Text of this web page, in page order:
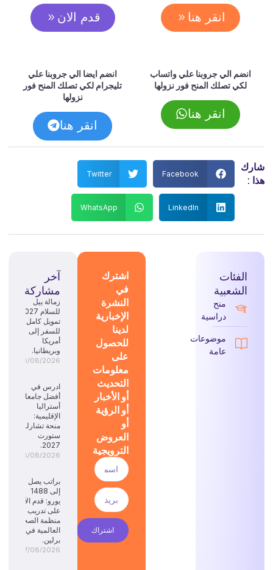
انقر هنا
قدم الان
انضم الي جروبنا علي واتساب
لكي تصلك المنح فور نزولها
انقر هنا
انضم ايضا الي جروبنا علي
تليجرام لكي تصلك المنح فور
نزولها
انقر هنا
شارك
هذا :
Facebook
Twitter
LinkedIn
WhatsApp
الفئات
الشعبية
منح
دراسية
موضوعات
عامة
اشترك
في
النشرة
الإخبارية
لدينا
للحصول
على
معلومات
التحديث
أو الأخبار
أو الرؤية
أو
العروض
الترويجية
اشتراك
آخر
مشاركة
زمالة ييل
تمويل كامل
للسفر إلى
أمريكا
وبريطانيا.
08/08/2026
ادرس في
أفضل جامعات
أستراليا
الإقليمية:
منحة تشارلز
ستورت
2027.
08/08/2026
براتب يصل
إلى 1488
يورو: قدم الآن
على تدريب
منظمة الصحة
العالمية في
برلين.
07/08/2026